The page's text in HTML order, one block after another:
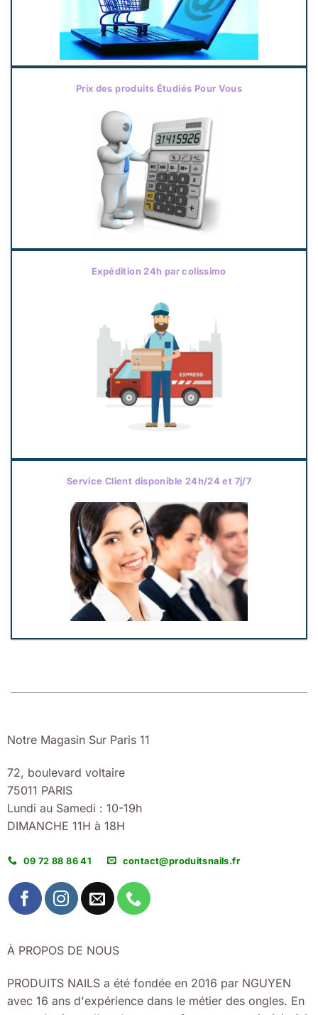
Prix des produits Étudiés Pour Vous
Expédition 24h par colissimo
Service Client disponible 24h/24 et 7j/7
Notre Magasin Sur Paris 11
72, boulevard voltaire
75011 PARIS
Lundi au Samedi : 10-19h
DIMANCHE 11H à 18H
09 72 88 86 41 contact@produitsnails.fr
À PROPOS DE NOUS
PRODUITS NAILS a été fondée en 2016 par NGUYEN
avec 16 ans d'expérience dans le métier des ongles. En